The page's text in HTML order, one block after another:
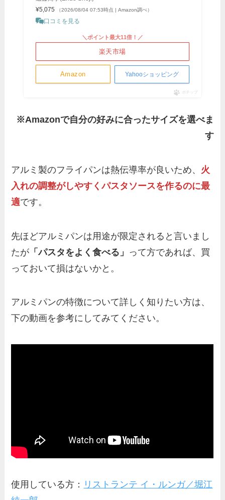
¥5,075
（2026/08/04 07:53時点 | Amazon調べ）
口コミを見る
Amazon
＼ポイント最大11倍！／
楽天市場
Yahooショッピング
ポチップ
※Amazonで自分の好みに合ったサイズを選べま
す
アルミ製のフライパンは熱伝導率が良いため、 火
入れの調整がしやすくパスタソースを作るのに最
適です。
先ほどアルミパンは用途が限定されると言いまし
たが 「パスタをよく食べる」 って方であれば、買
っておいて損はないかと。
アルミパンの特徴について詳しく知りたい方は、
下の動画を参考にしてみてください。
使用している方： リストランテ イ・ルンガ／堀江